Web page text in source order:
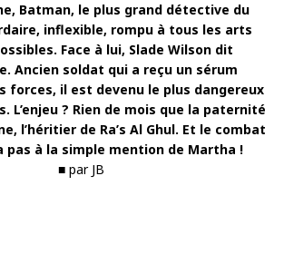
Batman, le plus grand détective du
inflexible, rompu à tous les arts
Face à lui, Slade Wilson dit
Ancien soldat qui a reçu un sérum
forces, il est devenu le plus dangereux
L’enjeu ? Rien de mois que la paternité
l’héritier de Ra’s Al Ghul. Et le combat
pas à la simple mention de Martha !
■ par JB